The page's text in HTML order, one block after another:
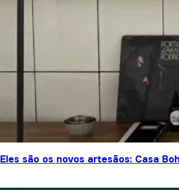
Eles são os novos artesãos: Casa